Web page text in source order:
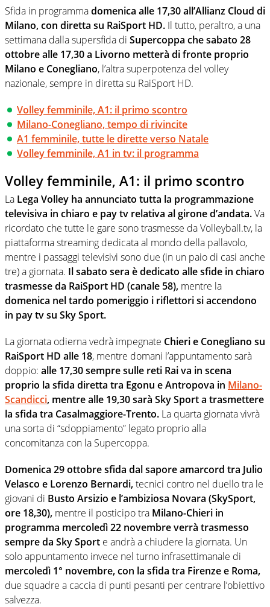
Sfida in programmadomenica alle 17,30 all’Allianz Cloud di
Milano, con diretta su RaiSport HD. Il tutto, peraltro, a una
settimana dalla supersfida di Supercoppa che sabato 28
ottobre alle 17,30 a Livorno metterà di fronte proprio
Milano e Conegliano, l’altra superpotenza del volley
nazionale, sempre in diretta su RaiSport HD.
Volley femminile, A1: il primo scontro
Milano-Conegliano, tempo di rivincite
A1 femminile, tutte le dirette verso Natale
Volley femminile, A1 in tv: il programma
Volley femminile, A1: il primo scontro
La Lega Volley ha annunciato tutta la programmazione
televisiva in chiaro e pay tv relativa al girone d’andata.Va
ricordato che tutte le gare sono trasmesse da Volleyball.tv, la
piattaforma streaming dedicata al mondo della pallavolo,
mentre i passaggi televisivi sono due (in un paio di casi anche
tre) a giornata. Il sabato sera è dedicato alle sfide in chiaro
trasmesse da RaiSport HD (canale 58), mentre la
domenica nel tardo pomeriggio i riflettori si accendono
in pay tv su Sky Sport.
La giornata odierna vedrà impegnate Chieri e Conegliano su
RaiSport HD alle 18, mentre domani l’appuntamento sarà
doppio: alle 17,30 sempre sulle reti Rai va in scena
proprio la sfida diretta tra Egonu e Antropova in Milano-
Scandicci, mentre alle 19,30 sarà Sky Sport a trasmettere
la sfida tra Casalmaggiore-Trento. La quarta giornata vivrà
una sorta di “sdoppiamento” legato proprio alla
concomitanza con la Supercoppa.
Domenica 29 ottobre sfida dal sapore amarcord tra Julio
Velasco e Lorenzo Bernardi,tecnici contro nel duello tra le
giovani di Busto Arsizio e l’ambiziosa Novara (SkySport,
ore 18,30), mentre il posticipo tra Milano-Chieri in
programma mercoledì 22 novembre verrà trasmesso
sempre da Sky Sport e andrà a chiudere la giornata. Un
solo appuntamento invece nel turno infrasettimanale di
mercoledì 1° novembre, con la sfida tra Firenze e Roma,
due squadre a caccia di punti pesanti per centrare l’obiettivo
salvezza.